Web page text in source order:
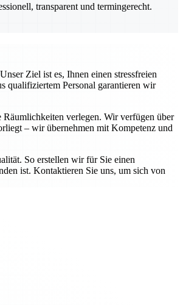
transparent und termingerecht.
Ziel ist es, Ihnen einen stressfreien
qualifiziertem Personal garantieren wir
verlegen. Wir verfügen über
– wir übernehmen mit Kompetenz und
So erstellen wir für Sie einen
ist. Kontaktieren Sie uns, um sich von